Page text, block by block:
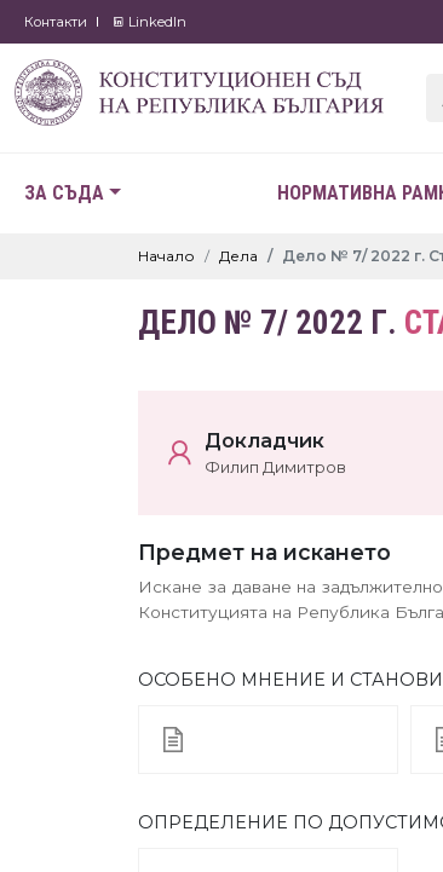
Контакти LinkedIn
ЗА СЪДА НОРМАТИВНА
Начало Дела Дело № 7/ 2022 г.
ДЕЛО № 7/ 2022 Г.
Докладчик
Филип Димитров
Предмет на искането
Искане за даване на
Конституцията на Република
ОСОБЕНО МНЕНИЕ И
ОПРЕДЕЛЕНИЕ ПО